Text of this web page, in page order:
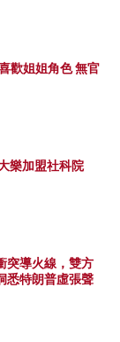
歡姐姐角色 無官
樂加盟社科院
突導火線，雙方
悉特朗普虛張聲